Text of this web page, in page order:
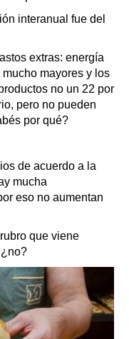
interanual fue del
extras: energía
mayores y los
no un 22 por
pero no pueden
por qué?
de acuerdo a la
mucha
eso no aumentan
que viene